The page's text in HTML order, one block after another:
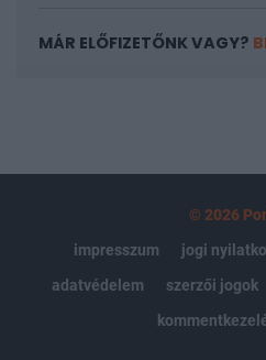
MÁR ELŐFIZETŐNK VAGY?
© 2026
impresszum
jogi
adatvédelem
szerzői jogok